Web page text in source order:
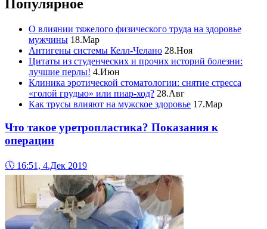
Популярное
О влиянии тяжелого физического труда на здоровье
мужчины 18.Мар
Антигены системы Келл-Челано 28.Ноя
Цитаты из студенческих и прочих историй болезни:
лучшие перлы! 4.Июн
Клиника эротической стоматологии: снятие стресса
«голой грудью» или пиар-ход? 28.Авг
Как трусы влияют на мужское здоровье 17.Мар
Что такое уретропластика? Показания к
операции
🕔 16:51, 4.Дек 2019